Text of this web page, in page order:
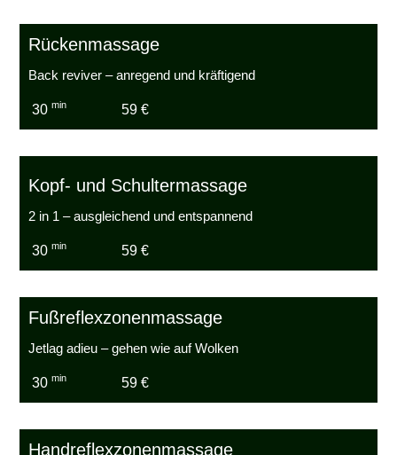
Rückenmassage
Back reviver – anregend und kräftigend
30min 59 €
Kopf- und Schultermassage
2 in 1 – ausgleichend und entspannend
30min 59 €
Fußreflexzonenmassage
Jetlag adieu – gehen wie auf Wolken
30min 59 €
Handreflexzonenmassage